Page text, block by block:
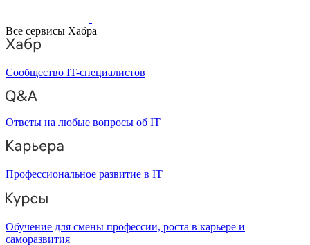
Все сервисы Хабра
Сообщество IT-специалистов
Ответы на любые вопросы об IT
Профессиональное развитие в IT
Обучение для смены профессии, роста в карьере и
саморазвития